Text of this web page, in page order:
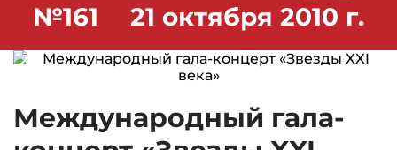
№161 21 октября 2010 г.
Международный гала-